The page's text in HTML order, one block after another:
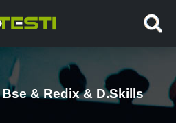
& Redix & D.Skills